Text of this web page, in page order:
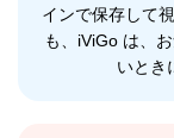
インで保存して
も、iViGo は、
いとき